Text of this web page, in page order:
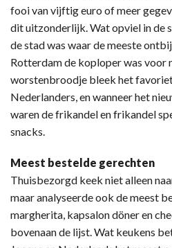
fooi van vijftig euro of meer
dit uitzonderlijk. Wat opviel in de
de stad was waar de meeste
Rotterdam de koploper was voor
worstenbroodje bleek het
Nederlanders, en wanneer het
waren de frikandel en frikandel
snacks.
Meest bestelde gerechten
Thuisbezorgd keek niet alleen
maar analyseerde ook de meest
margherita, kapsalon döner en
bovenaan de lijst. Wat keukens